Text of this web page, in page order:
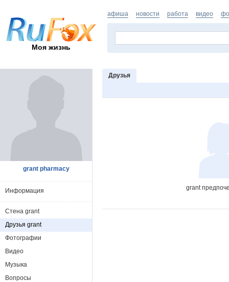
Моя жизнь
афиша новости работа видео
Друзья
grant
grant pharmacy
Информация
Стена grant
Друзья grant
Фотографии
Видео
Музыка
Вопросы